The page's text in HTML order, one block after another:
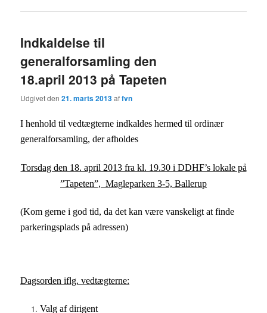
Indkaldelse til
generalforsamling den
18.april 2013 på Tapeten
Udgivet den21. marts 2013affvn
I henhold til vedtægterne indkaldes hermed til ordinær
generalforsamling, der afholdes
Torsdag den 18. april 2013 fra kl. 19.30 i DDHF’s lokale på
”Tapeten”, Magleparken 3-5, Ballerup
(Kom gerne i god tid, da det kan være vanskeligt at finde
parkeringsplads på adressen)
Dagsorden iflg. vedtægterne:
Valg af dirigent